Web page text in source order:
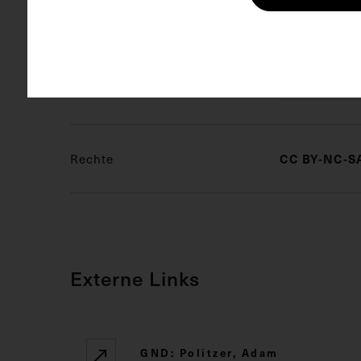
Rechte CC BY-NC-
Externe Links
GND: Politzer, Adam